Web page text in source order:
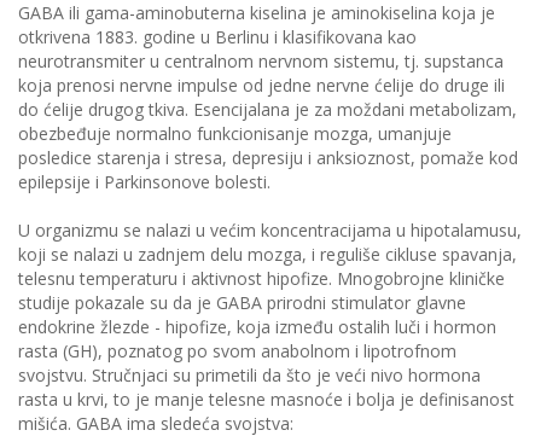
GABA ili gama-aminobuterna kiselina je aminokiselina koja je
otkrivena 1883. godine u Berlinu i klasifikovana kao
neurotransmiter u centralnom nervnom sistemu, tj. supstanca
koja prenosi nervne impulse od jedne nervne ćelije do druge ili
do ćelije drugog tkiva. Esencijalana je za moždani metabolizam,
obezbeđuje normalno funkcionisanje mozga, umanjuje
posledice starenja i stresa, depresiju i anksioznost, pomaže kod
epilepsije i Parkinsonove bolesti.
U organizmu se nalazi u većim koncentracijama u hipotalamusu,
koji se nalazi u zadnjem delu mozga, i reguliše cikluse spavanja,
telesnu temperaturu i aktivnost hipofize. Mnogobrojne kliničke
studije pokazale su da je GABA prirodni stimulator glavne
endokrine žlezde - hipofize, koja između ostalih luči i hormon
rasta (GH), poznatog po svom anabolnom i lipotrofnom
svojstvu. Stručnjaci su primetili da što je veći nivo hormona
rasta u krvi, to je manje telesne masnoće i bolja je definisanost
mišića. GABA ima sledeća svojstva: